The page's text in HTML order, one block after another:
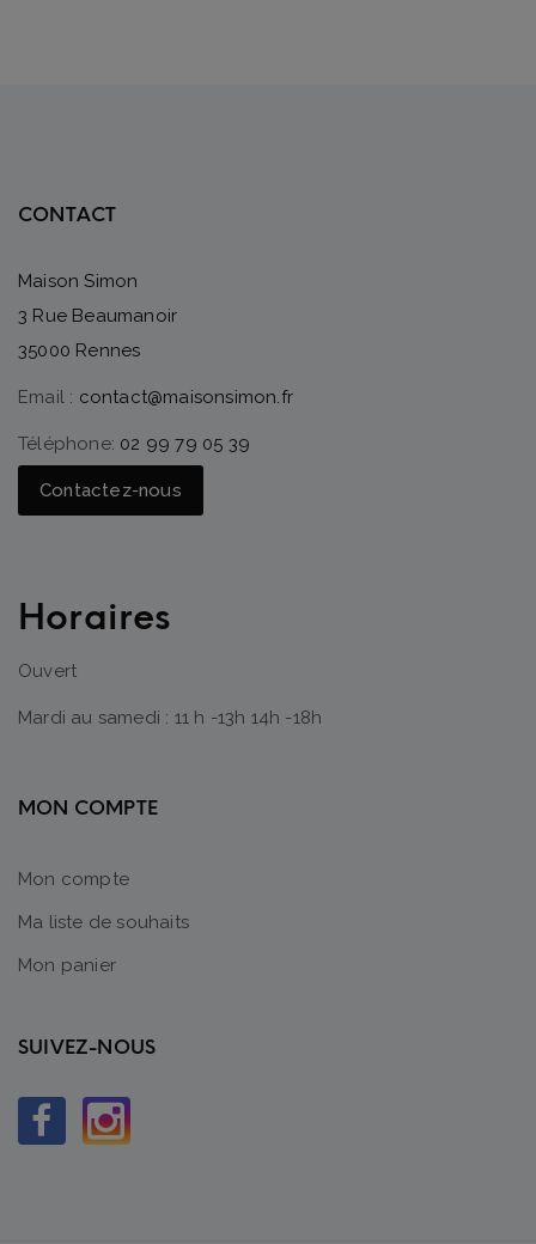
CONTACT
Maison Simon
3 Rue Beaumanoir
35000 Rennes
Email : contact@maisonsimon.fr
Téléphone: 02 99 79 05 39
Contactez-nous
Horaires
Ouvert
Mardi au samedi : 11 h -13h 14h -18h
MON COMPTE
Mon compte
Ma liste de souhaits
Mon panier
SUIVEZ-NOUS